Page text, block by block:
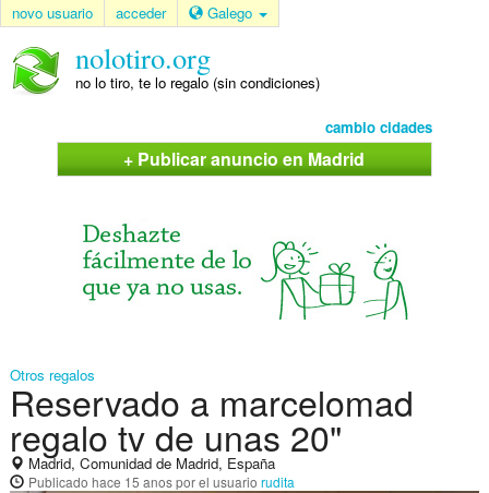
novo usuario acceder Galego
nolotiro.org
no lo tiro, te lo regalo (sin condiciones)
cambio cidades
+ Publicar anuncio en Madrid
Otros regalos
Reservado a marcelomad
regalo tv de unas 20"
Madrid, Comunidad de Madrid, España
Publicado hace 15 anospor el usuario rudita